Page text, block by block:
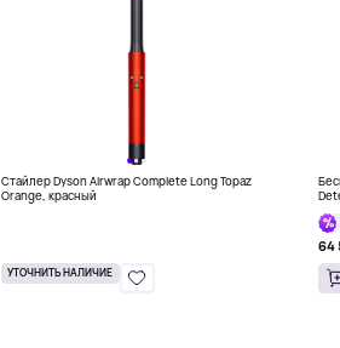
Стайлер Dyson Airwrap Complete Long Topaz
Orange, красный
УТОЧНИТЬ НАЛИЧИЕ
64